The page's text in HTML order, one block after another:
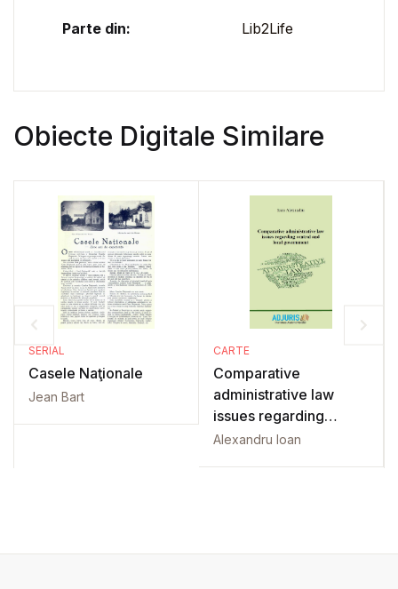
Parte din: Lib2Life
Obiecte Digitale Similare
SERIAL
Casele Naţionale
Jean Bart
CARTE
Comparative
administrative law
issues regarding
central and local
Alexandru Ioan